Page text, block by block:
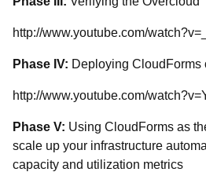
http://www.youtube.com/
Phase IV: Deploying CloudForms
http://www.youtube.com/
Phase V: Using CloudForms as
scale up your infrastructure
capacity and utilization metrics